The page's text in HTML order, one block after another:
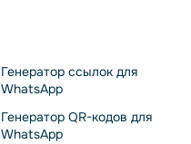
Генератор ссылок для
WhatsApp
Генератор QR-кодов для
WhatsApp